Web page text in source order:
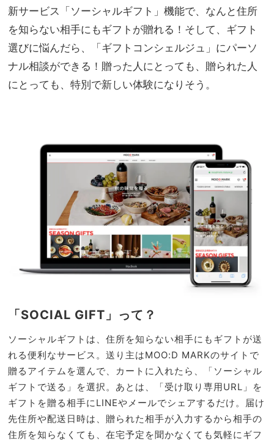
滞在
が大
正解
新サービス「ソーシャルギフト」機能で、なんと住所
を知らない相手にもギフトが贈れる！そして、ギフト
選びに悩んだら、「ギフトコンシェルジュ」にパーソ
ナル相談ができる！贈った人にとっても、贈られた人
にとっても、特別で新しい体験になりそう。
「SOCIAL GIFT」って？
ソーシャルギフトは、住所を知らない相手にもギフトが送
れる便利なサービス。送り主はMOO:D MARKのサイトで
贈るアイテムを選んで、カートに入れたら、「ソーシャル
ギフトで送る」を選択。あとは、「受け取り専用URL」を
ギフトを贈る相手にLINEやメールでシェアするだけ。届け
先住所や配送日時は、贈られた相手が入力するから相手の
住所を知らなくても、在宅予定を聞かなくても気軽にギフ